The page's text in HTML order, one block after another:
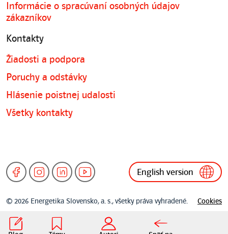
Informácie o spracúvaní osobných údajov
zákazníkov
Kontakty
Žiadosti a podpora
Poruchy a odstávky
Hlásenie poistnej udalosti
Všetky kontakty
English version
© 2026 Energetika Slovensko, a. s., všetky práva vyhradené. Cookies